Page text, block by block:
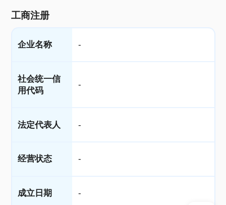
工商注册
企业名称 -
社会统一信
用代码
-
法定代表人 -
经营状态 -
成立日期 -